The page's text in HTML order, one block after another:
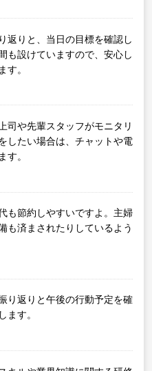
返りと、当日の目標を確認し
も設けていますので、安心し
す。
司や先輩スタッフがモニタリ
したい場合は、チャットや電
す。
も節約しやすいですよ。主婦
も済まされたりしているよう
り返りと午後の行動予定を確
ます。